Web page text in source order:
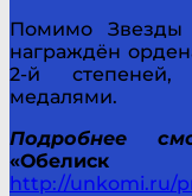
Помимо
награждён
2-й
медалями.
Подробнее
http://unkomi.ru/